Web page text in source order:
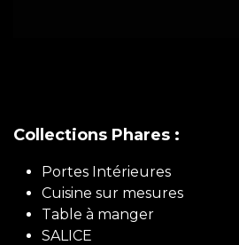
Collections Phares :
Portes Intérieures
Cuisine sur mesures
Table à manger
SALICE